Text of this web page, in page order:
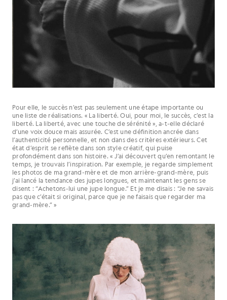
Pour elle, le succès n’est pas seulement une étape importante ou
une liste de réalisations. « La liberté. Oui, pour moi, le succès, c’est la
liberté. La liberté, avec une touche de sérénité », a-t-elle déclaré
d’une voix douce mais assurée. C’est une définition ancrée dans
l’authenticité personnelle, et non dans des critères extérieurs. Cet
état d’esprit se reflète dans son style créatif, qui puise
profondément dans son histoire. « J’ai découvert qu’en remontant le
temps, je trouvais l’inspiration. Par exemple, je regarde simplement
les photos de ma grand-mère et de mon arrière-grand-mère, puis
j’ai lancé la tendance des jupes longues, et maintenant les gens se
disent : “Achetons-lui une jupe longue.” Et je me disais : “Je ne savais
pas que c’était si original, parce que je ne faisais que regarder ma
grand-mère.” »